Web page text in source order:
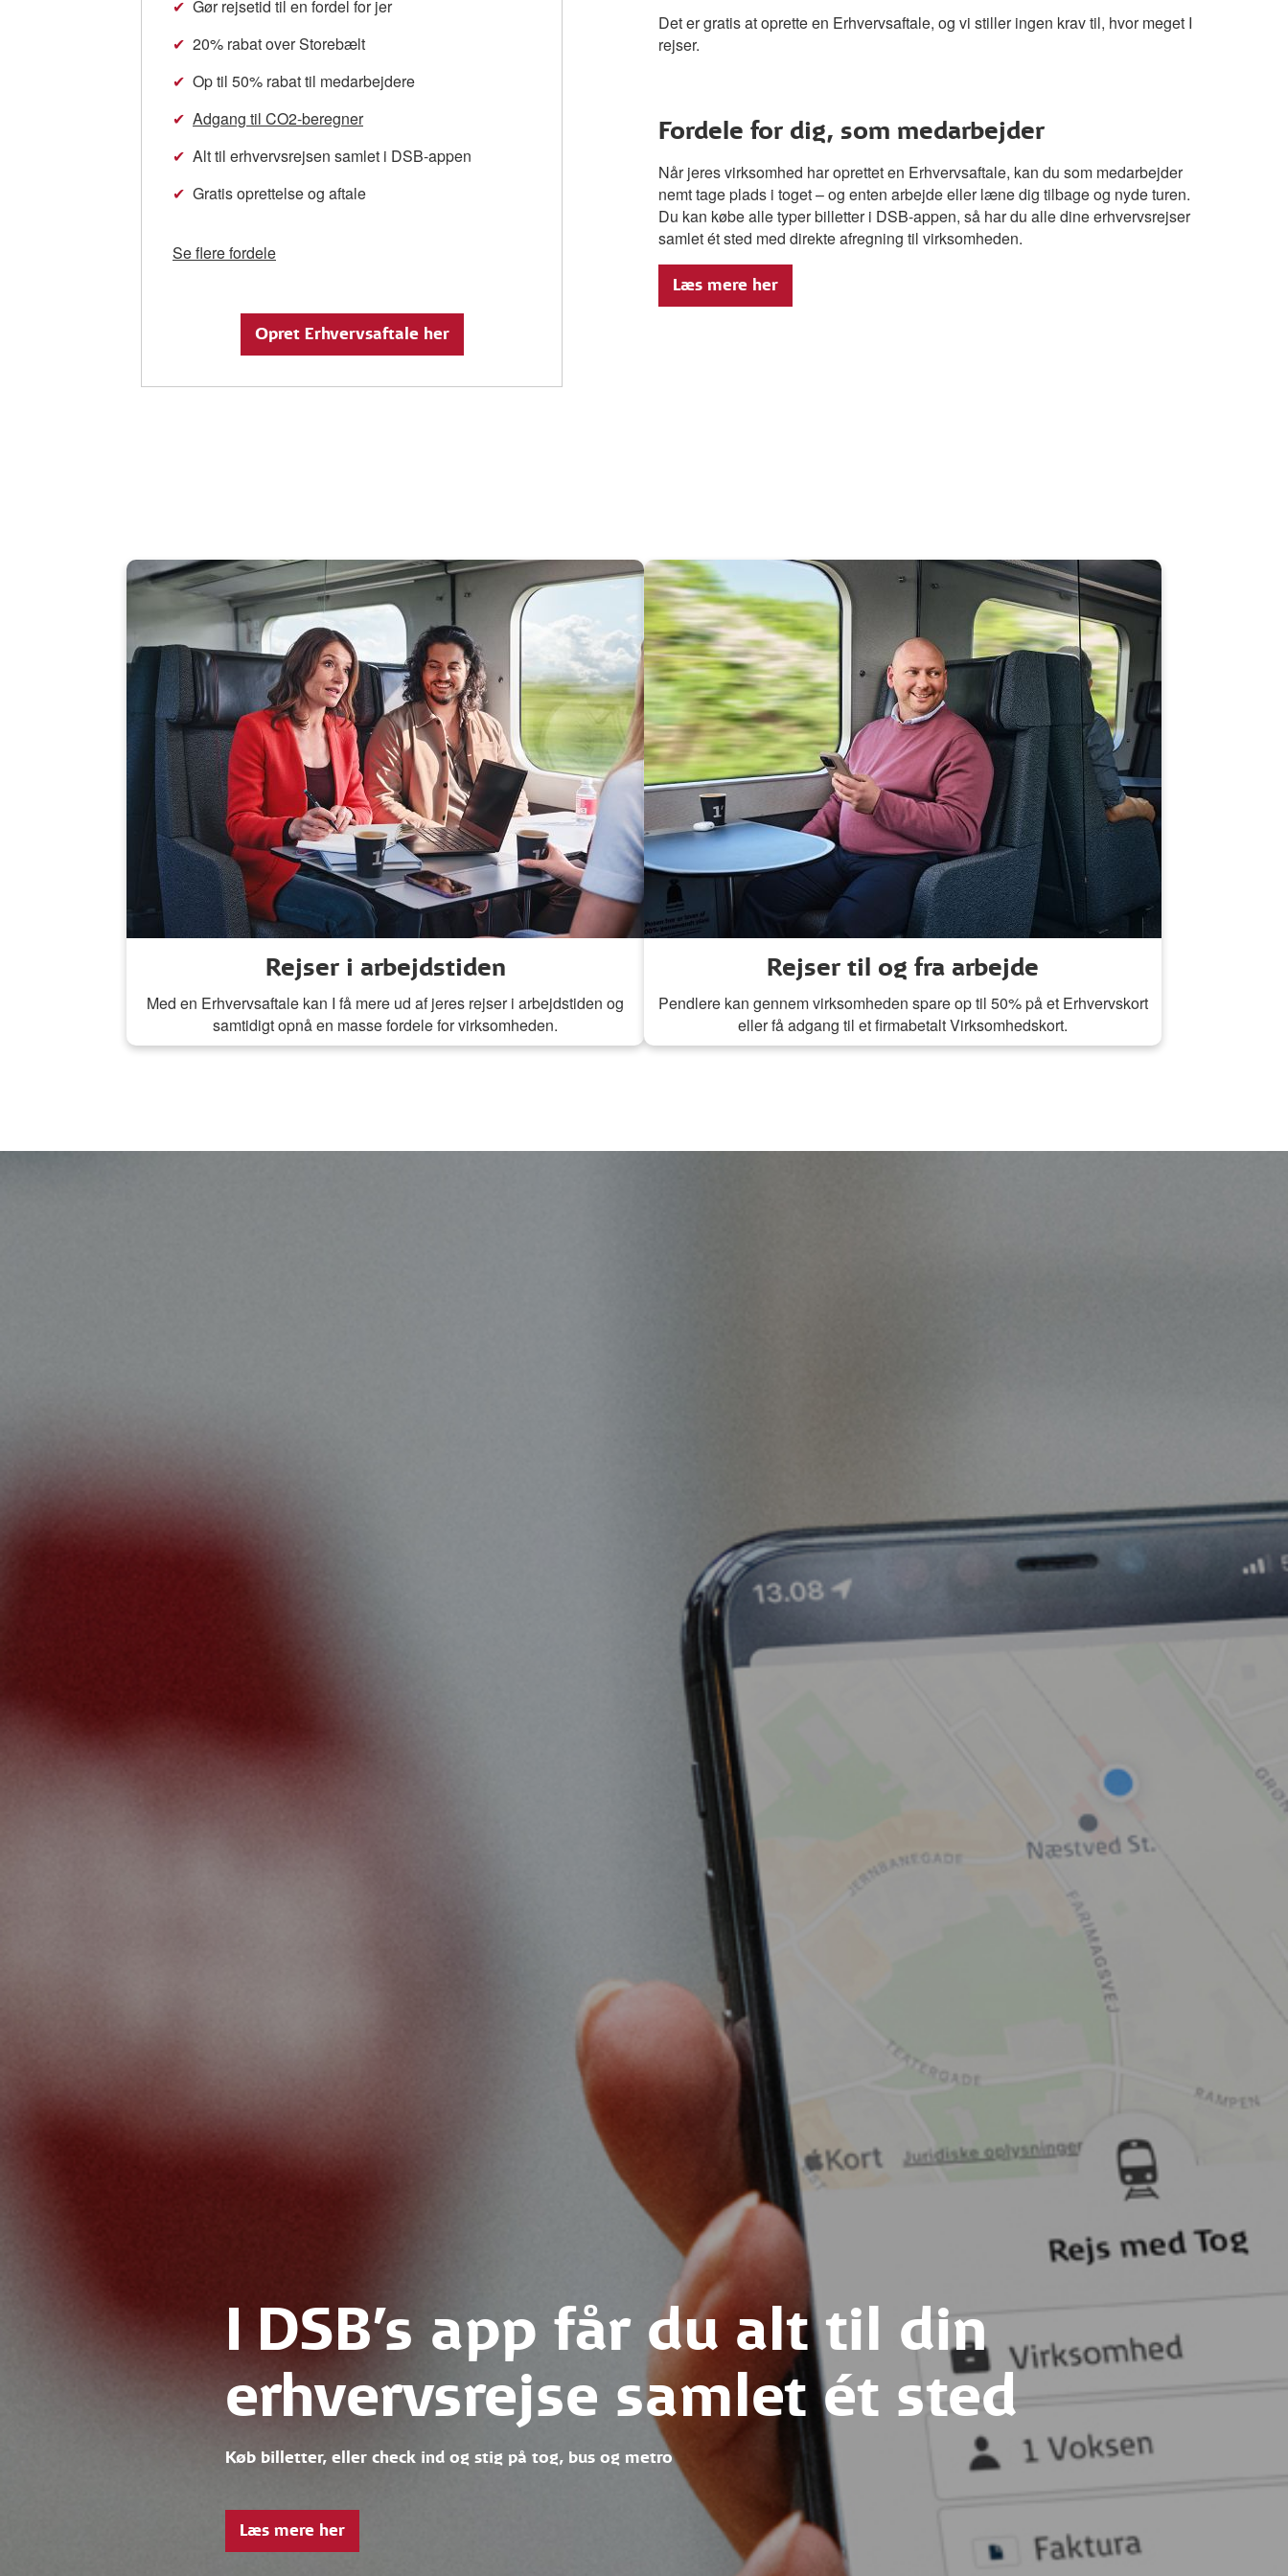
✔ Gør rejsetid til en fordel for jer
✔ 20% rabat over Storebælt
✔ Op til 50% rabat til medarbejdere
✔ Adgang til CO2-beregner
✔ Alt til erhvervsrejsen samlet i DSB-appen
✔ Gratis oprettelse og aftale
Se flere fordele
Opret Erhvervsaftale her
Det er gratis at oprette en Erhvervsaftale, og vi stiller ingen krav til, hvor meget I
rejser.
Fordele for dig, som medarbejder
Når jeres virksomhed har oprettet en Erhvervsaftale, kan du som medarbejder
nemt tage plads i toget – og enten arbejde eller læne dig tilbage og nyde turen.
Du kan købe alle typer billetter i DSB-appen, så har du alle dine erhvervsrejser
samlet ét sted med direkte afregning til virksomheden.
Læs mere her
Rejser i arbejdstiden
Med en Erhvervsaftale kan I få mere ud af jeres rejser i arbejdstiden og
samtidigt opnå en masse fordele for virksomheden.
Rejser til og fra arbejde
Pendlere kan gennem virksomheden spare op til 50% på et Erhvervskort
eller få adgang til et firmabetalt Virksomhedskort.
I DSB’s app får du alt til din
erhvervsrejse samlet ét sted
Køb billetter, eller check ind og stig på tog, bus og metro
Læs mere her